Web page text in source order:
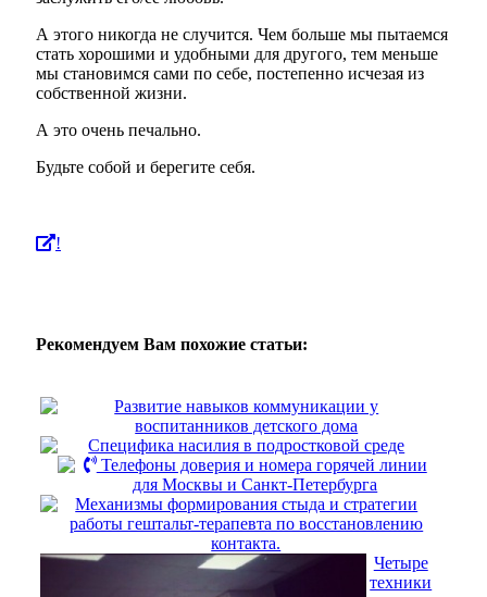
А этого никогда не случится. Чем больше мы пытаемся
стать хорошими и удобными для другого, тем меньше
мы становимся сами по себе, постепенно исчезая из
собственной жизни.
А это очень печально.
Будьте собой и берегите себя.
!
Рекомендуем Вам похожие статьи:
Развитие навыков коммуникации у
воспитанников детского дома
Специфика насилия в подростковой среде
Телефоны доверия и номера горячей линии
для Москвы и Санкт-Петербурга
Механизмы формирования стыда и стратегии
работы гештальт-терапевта по восстановлению
контакта.
Четыре
техники